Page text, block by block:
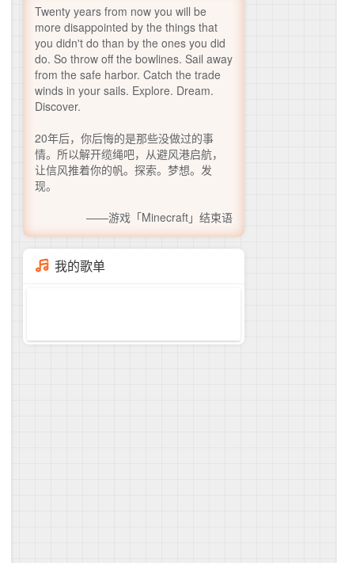
Twenty years from now you will be
more disappointed by the things that
you didn't do than by the ones you did
do. So throw off the bowlines. Sail away
from the safe harbor. Catch the trade
winds in your sails. Explore. Dream.
Discover.
20年后，你后悔的是那些没做过的事
情。所以解开缆绳吧，从避风港启航，
让信风推着你的帆。探索。梦想。发
现。
——游戏「Minecraft」结束语
我的歌单